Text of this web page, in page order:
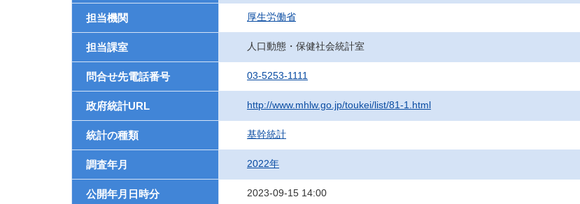
担当機関 厚生労働省
担当課室 人口動態・保健社会統計室
問合せ先電話番号 03-5253-1111
政府統計URL http://www.mhlw.go.jp/toukei/list/81-1.html
統計の種類 基幹統計
調査年月 2022年
公開年月日時分 2023-09-15 14:00